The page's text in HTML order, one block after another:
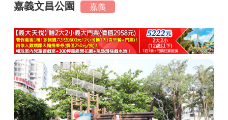
最新留言
商家合作
推薦景點
討論區
嘉義文昌公園 嘉義